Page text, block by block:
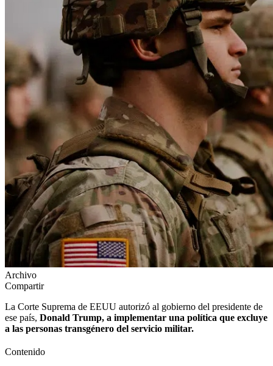
Archivo
Compartir
La Corte Suprema de EEUU autorizó al gobierno del presidente de
ese país, Donald Trump, a implementar una política que excluye
a las personas transgénero del servicio militar.
Contenido